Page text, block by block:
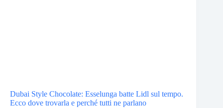
Dubai Style Chocolate: Esselunga batte Lidl sul tempo.
Ecco dove trovarla e perché tutti ne parlano